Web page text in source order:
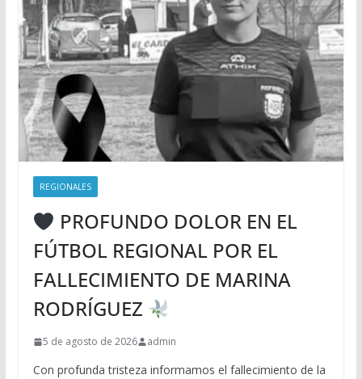
REGIONALES
PROFUNDO DOLOR EN EL
FÚTBOL REGIONAL POR EL
FALLECIMIENTO DE MARINA
RODRÍGUEZ
5 de agosto de 2026 admin
Con profunda tristeza informamos el fallecimiento de la